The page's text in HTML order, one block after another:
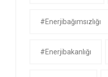
#enerjibağımsızlığı
#enerjibakanlığı